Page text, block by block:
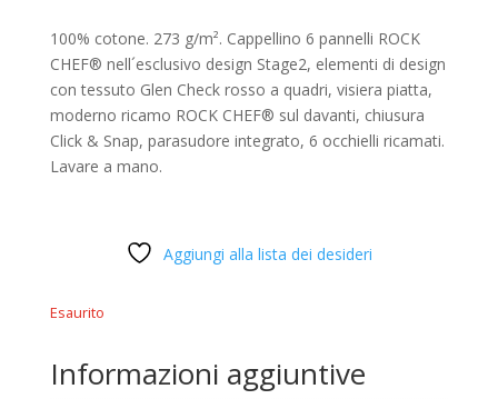
100% cotone. 273 g/m². Cappellino 6 pannelli ROCK
CHEF® nell´esclusivo design Stage2, elementi di design
con tessuto Glen Check rosso a quadri, visiera piatta,
moderno ricamo ROCK CHEF® sul davanti, chiusura
Click & Snap, parasudore integrato, 6 occhielli ricamati.
Lavare a mano.
Aggiungi alla lista dei desideri
Esaurito
Informazioni aggiuntive